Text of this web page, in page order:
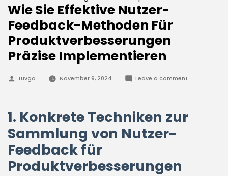
Wie Sie Effektive Nutzer-
Feedback-Methoden Für
Produktverbesserungen
Präzise Implementieren
Posted
tuvga November 9, 2024 Leave a commenton
Feedback-
1. Konkrete Techniken zur
Sammlung von Nutzer-
Feedback für
Produktverbesserungen